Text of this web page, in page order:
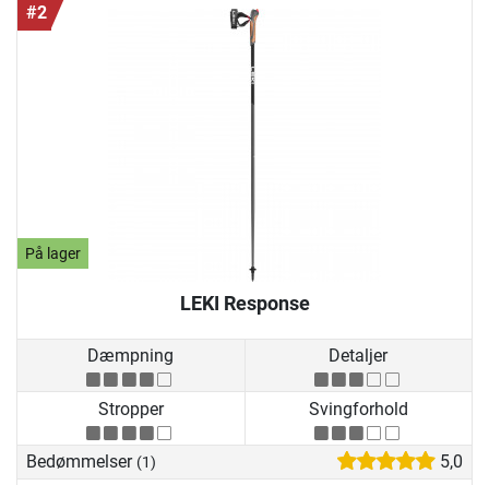
#2
På lager
LEKI Response
Dæmpning Detaljer
Stropper Svingforhold
Bedømmelser (1) 5,0